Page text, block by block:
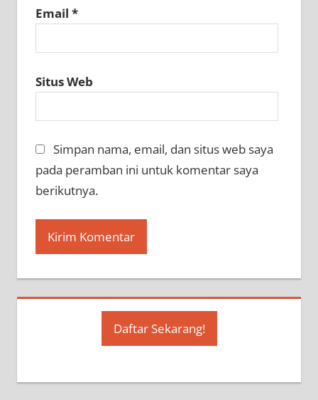
Email *
Situs Web
Simpan nama, email, dan situs web saya
pada peramban ini untuk komentar saya
berikutnya.
Daftar Sekarang!